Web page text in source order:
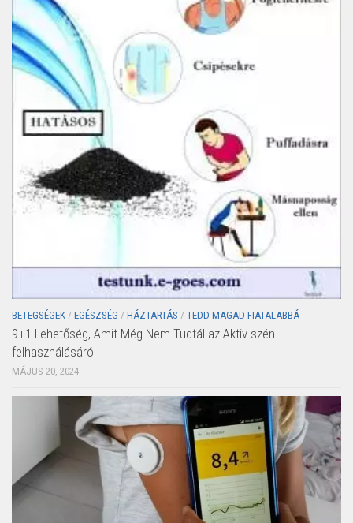
BETEGSÉGEK / EGÉSZSÉG / HÁZTARTÁS / TEDD MAGAD FIATALABBÁ
9+1 Lehetőség, Amit Még Nem Tudtál az Aktiv szén
felhasználásáról
MÁJUS 20, 2024